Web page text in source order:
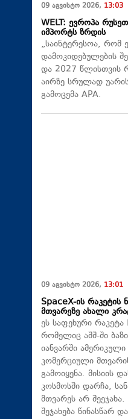
09 აგვისტო 2026, 13:03
WELT: ევროპა
იმპორტს ზრდის
„საინტერესოა, რომ
დამოკიდებულების
და 2027 წლისთვის
აირზე სრულად უარის
გამოცემა APA.
09 აგვისტო 2026, 13:01
SpaceX-ის რაკეტის
მთვარეზე ახალი
ეს საფეხური
რომელიც აშშ-ში
იანვარში
კომერციული
გამოიყენა. მისიის
კოსმოსში დარჩა,
მთვარეს არ
შეჯახება წინასწარ